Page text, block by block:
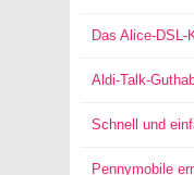
Das Alice-
Aldi-Talk-
Schnell und
Pennymobile